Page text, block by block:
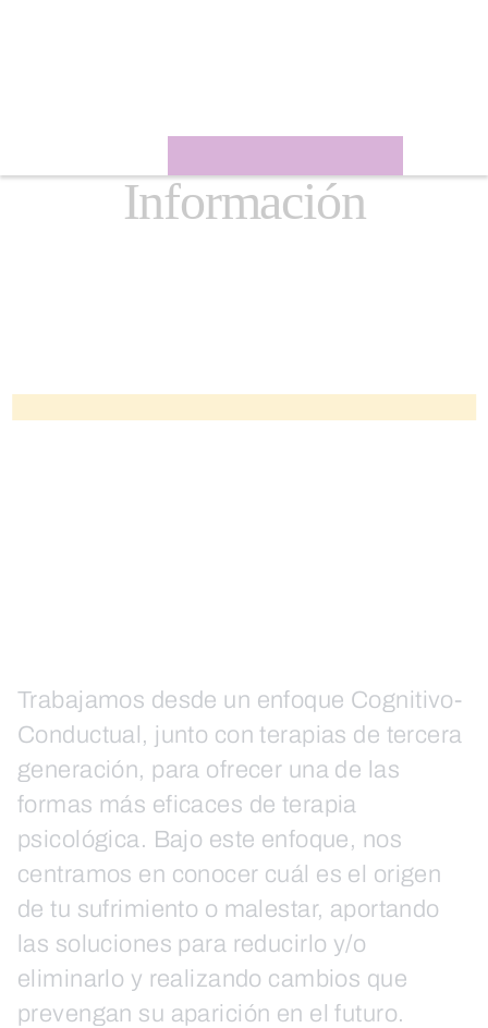
Información
Trabajamos desde un enfoque Cognitivo-
Conductual, junto con terapias de tercera
generación, para ofrecer una de las
formas más eficaces de terapia
psicológica. Bajo este enfoque, nos
centramos en conocer cuál es el origen
de tu sufrimiento o malestar, aportando
las soluciones para reducirlo y/o
eliminarlo y realizando cambios que
prevengan su aparición en el futuro.